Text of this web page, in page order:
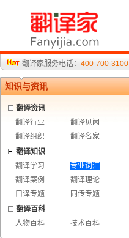
翻译家服务电话： 400-700-3100
知识与资讯
翻译资讯
翻译行业
翻译见闻
翻译组织
翻译名家
翻译知识
翻译学习
专业词汇
翻译案例
翻译理论
口译专题
同传专题
翻译百科
人物百科
技术百科